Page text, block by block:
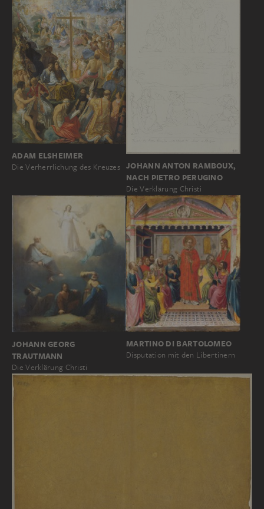
ADAM ELSHEIMER
Die Verherrlichung des Kreuzes JOHANN ANTON RAMBOUX,
NACH PIETRO PERUGINO
Die Verklärung Christi
JOHANN GEORG
TRAUTMANN
Die Verklärung Christi
MARTINO DI BARTOLOMEO
Disputation mit den Libertinern